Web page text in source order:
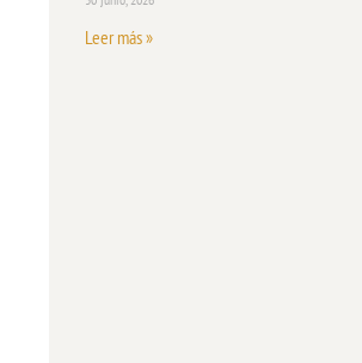
Leer más »